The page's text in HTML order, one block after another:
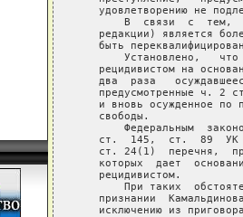
удовлетворению не
В  связи  с  тем,
редакции) является
быть
Установлено,
рецидивистом на
два  раза
предусмотренные ч. 2
и вновь осужденное по
   свободы.
Федеральным
ст.  145,  ст.  89
ст. 24(1)  перечня,
которых  дает
   рецидивистом.
При таких
признании
исключению из